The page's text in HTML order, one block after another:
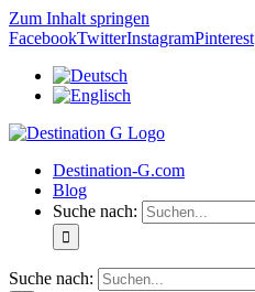
Zum Inhalt springen
FacebookTwitterInstagramPinterest
Destination-G.com
Blog
Suche nach:
Suche nach: